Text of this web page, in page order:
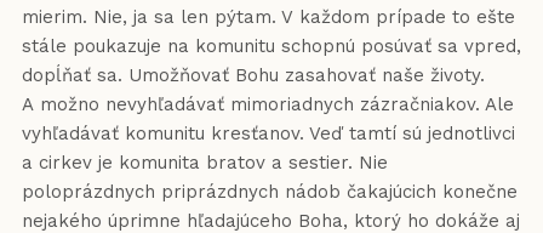
mierim. Nie, ja sa len pýtam. V každom prípade to ešte
stále poukazuje na komunitu schopnú posúvať sa vpred,
dopĺňať sa. Umožňovať Bohu zasahovať naše životy.
A možno nevyhľadávať mimoriadnych zázračniakov. Ale
vyhľadávať komunitu kresťanov. Veď tamtí sú jednotlivci
a cirkev je komunita bratov a sestier. Nie
poloprázdnych priprázdnych nádob čakajúcich konečne
nejakého úprimne hľadajúceho Boha, ktorý ho dokáže aj